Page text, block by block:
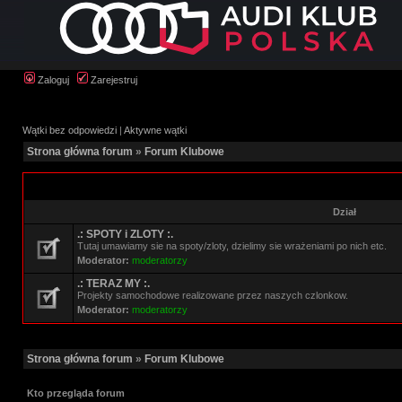
Zaloguj Zarejestruj
Wątki bez odpowiedzi | Aktywne wątki
Strona główna forum » Forum Klubowe
Dział
.: SPOTY i ZLOTY :.
Tutaj umawiamy sie na spoty/zloty, dzielimy sie wrażeniami po nich etc.
Moderator: moderatorzy
.: TERAZ MY :.
Projekty samochodowe realizowane przez naszych czlonkow.
Moderator: moderatorzy
Strona główna forum » Forum Klubowe
Kto przegląda forum